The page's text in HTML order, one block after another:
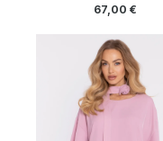
67,00 €